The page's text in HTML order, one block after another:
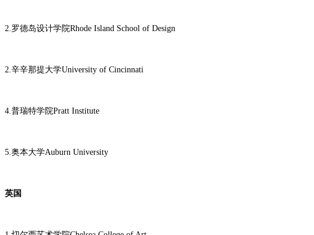
2.罗德岛设计学院Rhode Island School of Design
2.辛辛那提大学University of Cincinnati
4.普瑞特学院Pratt Institute
5.奥本大学Auburn University
英国